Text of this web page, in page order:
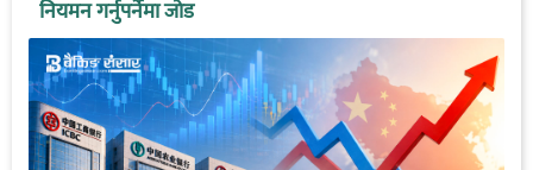
नियमन गर्नुपर्नेमा जोड